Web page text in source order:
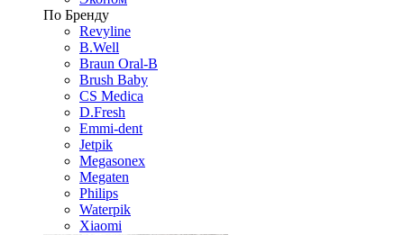
По Бренду
Revyline
B.Well
Braun Oral-B
Brush Baby
CS Medica
D.Fresh
Emmi-dent
Jetpik
Megasonex
Megaten
Philips
Waterpik
Xiaomi